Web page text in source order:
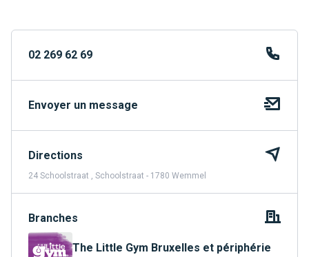
02 269 62 69
Envoyer un message
Directions
24 Schoolstraat , Schoolstraat - 1780 Wemmel
Branches
The Little Gym Bruxelles et périphérie